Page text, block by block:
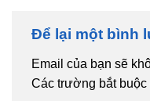
Để lại một bình
Email của bạn sẽ
Các trường bắt